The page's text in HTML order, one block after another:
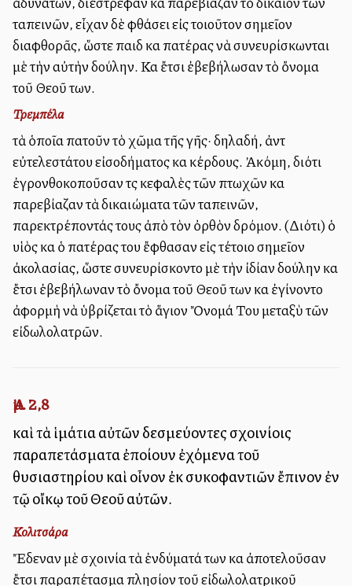
ταπεινῶν, εἶχαν δὲ φθάσει εἰς τοιοῦτον σημεῖον
διαφθορᾶς, ὥστε παιδὶ καὶ πατέρας νὰ συνευρίσκωνται
μὲ τὴν αὐτὴν δούλην. Καὶ ἔτσι ἐβεβήλωσαν τὸ ὄνομα
τοῦ Θεοῦ των.
Τρεμπέλα
τὰ ὁποῖα πατοῦν τὸ χῶμα τῆς γῆς· δηλαδή, ἀντὶ
εὐτελεστάτου εἰσοδήματος καὶ κέρδους. Ἀκόμη, διότι
ἐγρονθοκοποῦσαν τὶς κεφαλὲς τῶν πτωχῶν καὶ
παρεβίαζαν τὰ δικαιώματα τῶν ταπεινῶν,
παρεκτρέποντάς τους ἀπὸ τὸν ὀρθὸν δρόμον. (Διότι) ὁ
υἱὸς καὶ ὁ πατέρας του ἔφθασαν εἰς τέτοιο σημεῖον
ἀκολασίας, ὥστε συνευρίσκοντο μὲ τὴν ἰδίαν δούλην καὶ
ἔτσι ἐβεβήλωναν τὸ ὄνομα τοῦ Θεοῦ των καὶ ἐγίνοντο
ἀφορμὴ νὰ ὑβρίζεται τὸ ἅγιον Ὄνομά Του μεταξὺ τῶν
εἰδωλολατρῶν.
Ἀμ. 2,8
καὶ τὰ ἱμάτια αὐτῶν δεσμεύοντες σχοινίοις
παραπετάσματα ἐποίουν ἐχόμενα τοῦ
θυσιαστηρίου καὶ οἶνον ἐκ συκοφαντιῶν ἔπινον ἐν
τῷ οἴκῳ τοῦ Θεοῦ αὐτῶν.
Κολιτσάρα
Ἔδεναν μὲ σχοινία τὰ ἐνδύματά των καὶ ἀποτελοῦσαν
ἔτσι παραπέτασμα πλησίον τοῦ εἰδωλολατρικοῦ